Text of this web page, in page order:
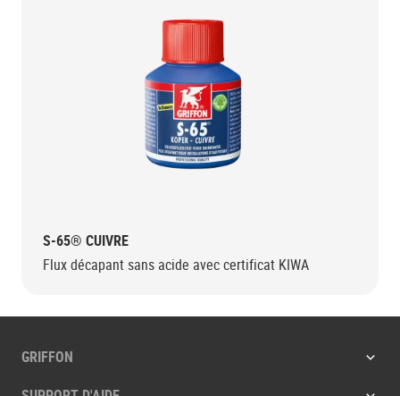
S-65® CUIVRE
Flux décapant sans acide avec certificat KIWA
GRIFFON